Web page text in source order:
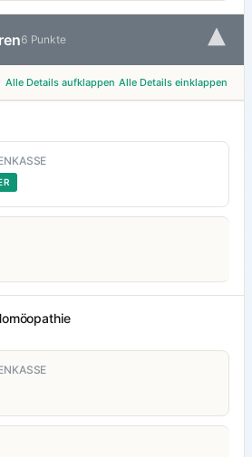
6 Punkte ▾
Alle Details aufklappen Alle Details einklappen